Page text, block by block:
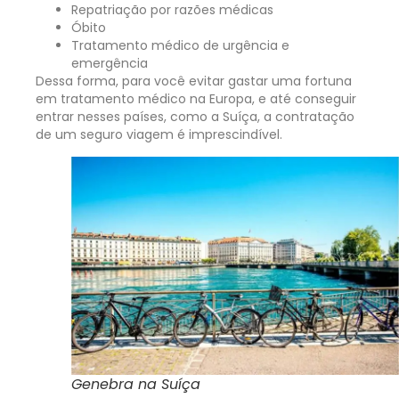
Repatriação por razões médicas
Óbito
Tratamento médico de urgência e
emergência
Dessa forma, para você evitar gastar uma fortuna
em tratamento médico na Europa, e até conseguir
entrar nesses países, como a Suíça, a contratação
de um seguro viagem é imprescindível.
Genebra na Suíça